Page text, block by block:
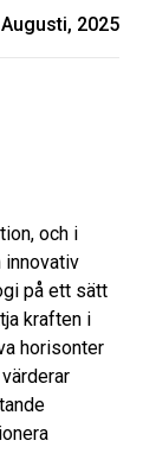
2025
och i
innovativ
på ett sätt
kraften i
horisonter